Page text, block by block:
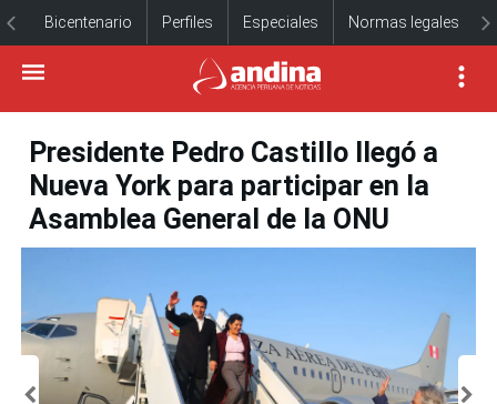
Bicentenario Perfiles Especiales Normas legales
Presidente Pedro Castillo llegó a
Nueva York para participar en la
Asamblea General de la ONU